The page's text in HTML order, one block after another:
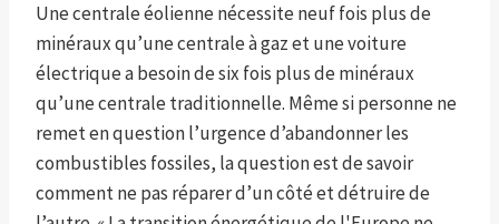
Une centrale éolienne nécessite neuf fois plus de
minéraux qu’une centrale à gaz et une voiture
électrique a besoin de six fois plus de minéraux
qu’une centrale traditionnelle. Même si personne ne
remet en question l’urgence d’abandonner les
combustibles fossiles, la question est de savoir
comment ne pas réparer d’un côté et détruire de